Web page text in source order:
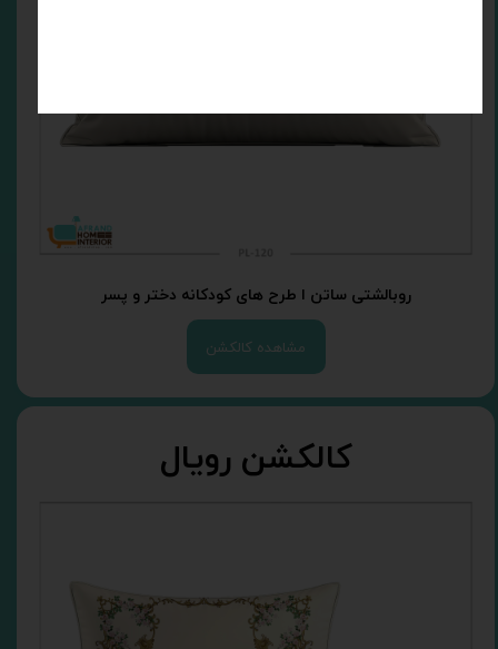
روبالشتی ساتن ا طرح های کودکانه دختر و پسر
مشاهده کالکشن
کالکشن رویال